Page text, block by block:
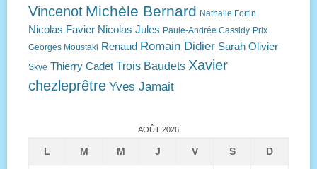
Vincenot Michèle Bernard Nathalie Fortin
Nicolas Favier Nicolas Jules Paule-Andrée Cassidy Prix
Georges Moustaki Renaud Romain Didier Sarah Olivier
Skye Thierry Cadet Trois Baudets Xavier
chezleprêtre Yves Jamait
AOÛT 2026
L M M J V S D